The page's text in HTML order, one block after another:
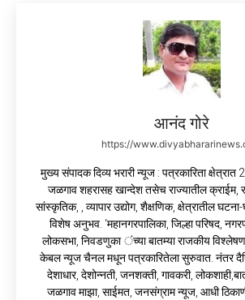
आनंद गोरे
https://
मुख्य संपादक दिव्य भरारी न्यूज : पत्रकारिता क्षेत्रात
जळगाव शहरासह खान्देश तसेच राज्यातील क्राईम,
सांस्कृतिक, , व्यापार उद्योग, शैक्षणिक, क्षेत्रातील
विशेष अनुभव. ‘महानगरपालिका, जिल्हा परिषद,
लोकसभा, निवडणुका ंच्या बातम्या राजकीय
केबल न्यूज चैनल मधून पत्रकारितेला सुरुवात. नंतर
देशाधार, देशोन्नती, जनशक्ती, गावकरी,
जळगाव माझा, साईमत, जनसंग्राम न्यूज, आधी